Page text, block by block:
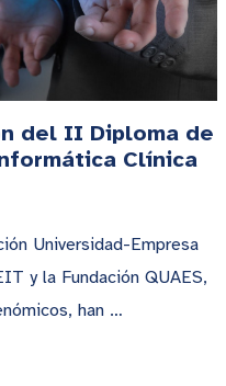
del II Diploma de
Clínica
Universidad-Empresa
y la Fundación QUAES,
han …